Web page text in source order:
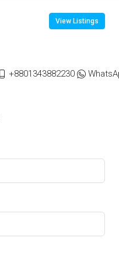
View Listings
+8801343882230